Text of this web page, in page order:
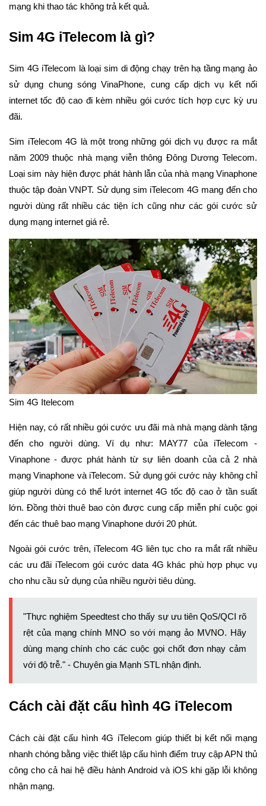
mạng khi thao tác không trả kết quả.
Sim 4G iTelecom là gì?
Sim 4G iTelecom là loại sim di động chạy trên hạ tầng mạng ảo
sử dụng chung sóng VinaPhone, cung cấp dịch vụ kết nối
internet tốc độ cao đi kèm nhiều gói cước tích hợp cực kỳ ưu
đãi.
Sim iTelecom 4G là một trong những gói dịch vụ được ra mắt
năm 2009 thuộc nhà mạng viễn thông Đông Dương Telecom.
Loại sim này hiện được phát hành lẫn của nhà mạng Vinaphone
thuộc tập đoàn VNPT. Sử dụng sim iTelecom 4G mang đến cho
người dùng rất nhiều các tiện ích cũng như các gói cước sử
dụng mạng internet giá rẻ.
Sim 4G Itelecom
Hiện nay, có rất nhiều gói cước ưu đãi mà nhà mạng dành tặng
đến cho người dùng. Ví dụ như: MAY77 của iTelecom -
Vinaphone - được phát hành từ sự liên doanh của cả 2 nhà
mạng Vinaphone và iTelecom. Sử dụng gói cước này không chỉ
giúp người dùng có thể lướt internet 4G tốc độ cao ở tần suất
lớn. Đồng thời thuê bao còn được cung cấp miễn phí cuộc gọi
đến các thuê bao mạng Vinaphone dưới 20 phút.
Ngoài gói cước trên, iTelecom 4G liên tục cho ra mắt rất nhiều
các ưu đãi iTelecom gói cước data 4G khác phù hợp phục vụ
cho nhu cầu sử dụng của nhiều người tiêu dùng.
"Thực nghiệm Speedtest cho thấy sự ưu tiên QoS/QCI rõ
rệt của mạng chính MNO so với mạng ảo MVNO. Hãy
dùng mạng chính cho các cuộc gọi chốt đơn nhạy cảm
với độ trễ." - Chuyên gia Mạnh STL nhận định.
Cách cài đặt cấu hình 4G iTelecom
Cách cài đặt cấu hình 4G iTelecom giúp thiết bị kết nối mạng
nhanh chóng bằng việc thiết lập cấu hình điểm truy cập APN thủ
công cho cả hai hệ điều hành Android và iOS khi gặp lỗi không
nhận mạng.